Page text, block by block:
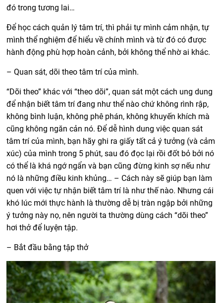
đó trong tương lai…
Để học cách quản lý tâm trí, thì phải tự mình cảm nhận, tự
mình thể nghiệm để hiểu về chính mình và từ đó có được
hành động phù hợp hoàn cảnh, bởi không thể nhờ ai khác.
– Quan sát, dõi theo tâm trí của mình.
“Dõi theo” khác với “theo dõi”, quan sát một cách ung dung
để nhận biết tâm trí đang như thể nào chứ không rình rập,
không bình luận, không phê phán, không khuyến khích mà
cũng không ngăn cản nó. Để dễ hình dung việc quan sát
tâm trí của mình, bạn hãy ghi ra giấy tất cả ý tưởng (và cảm
xúc) của mình trong 5 phút, sau đó đọc lại rồi đốt bỏ bởi nó
có thể là khá ngớ ngẩn và bạn cũng đừng kinh sợ nếu như
nó là những điều kinh khủng… – Cách này sẽ giúp bạn làm
quen với việc tự nhận biết tâm trí là như thế nào. Nhưng cái
khó lúc mới thực hành là thường dễ bị tràn ngập bởi những
ý tưởng này nọ, nên người ta thường dùng cách “dõi theo”
hơi thở để luyện tập.
– Bắt đầu bằng tập thở